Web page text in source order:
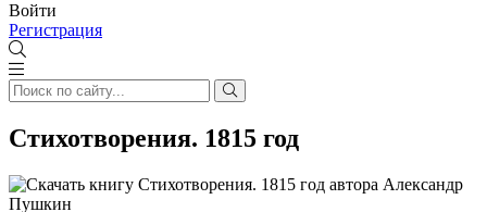
Войти
Регистрация
Стихотворения. 1815 год